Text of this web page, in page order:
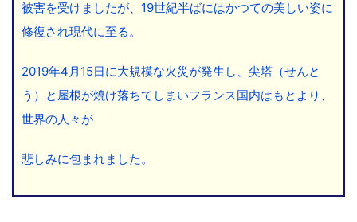
被害を受けましたが、19世紀半ばにはかつての美しい姿に
修復され現代に至る。
2019年4月15日に大規模な火災が発生し、尖塔（せんと
う）と屋根が焼け落ちてしまいフランス国内はもとより、
世界の人々が
悲しみに包まれました。